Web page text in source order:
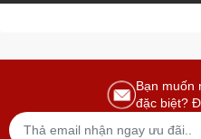
Bạn muốn
đặc biệt?